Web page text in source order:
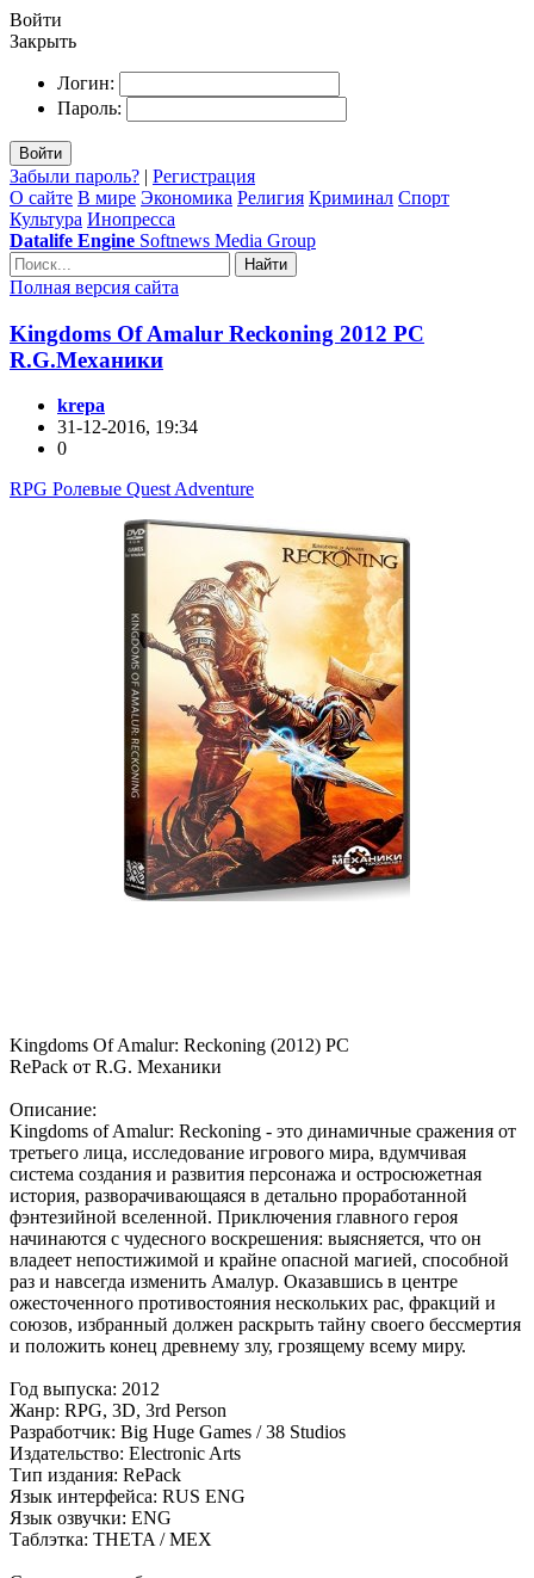
Войти
Закрыть
Логин:
Пароль:
Войти
Забыли пароль? | Регистрация
О сайте В мире Экономика Религия Криминал Спорт
Культура Инопресса
Datalife Engine Softnews Media Group
Найти
Полная версия сайта
Kingdoms Of Amalur Reckoning 2012 PC
R.G.Механики
krepa
31-12-2016, 19:34
0
RPG Ролевые Quest Adventure
Kingdoms Of Amalur: Reckoning (2012) PC
RePack от R.G. Механики
Описание:
Kingdoms of Amalur: Reckoning - это динамичные сражения от
третьего лица, исследование игрового мира, вдумчивая
система создания и развития персонажа и остросюжетная
история, разворачивающаяся в детально проработанной
фэнтезийной вселенной. Приключения главного героя
начинаются с чудесного воскрешения: выясняется, что он
владеет непостижимой и крайне опасной магией, способной
раз и навсегда изменить Амалур. Оказавшись в центре
ожесточенного противостояния нескольких рас, фракций и
союзов, избранный должен раскрыть тайну своего бессмертия
и положить конец древнему злу, грозящему всему миру.
Год выпуска: 2012
Жанр: RPG, 3D, 3rd Person
Разработчик: Big Huge Games / 38 Studios
Издательство: Electronic Arts
Тип издания: RePack
Язык интерфейса: RUS ENG
Язык озвучки: ENG
Таблэтка: THETA / MEX